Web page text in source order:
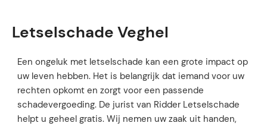
Letselschade Veghel
Een ongeluk met letselschade kan een grote impact op
uw leven hebben. Het is belangrijk dat iemand voor uw
rechten opkomt en zorgt voor een passende
schadevergoeding. De jurist van Ridder Letselschade
helpt u geheel gratis. Wij nemen uw zaak uit handen,